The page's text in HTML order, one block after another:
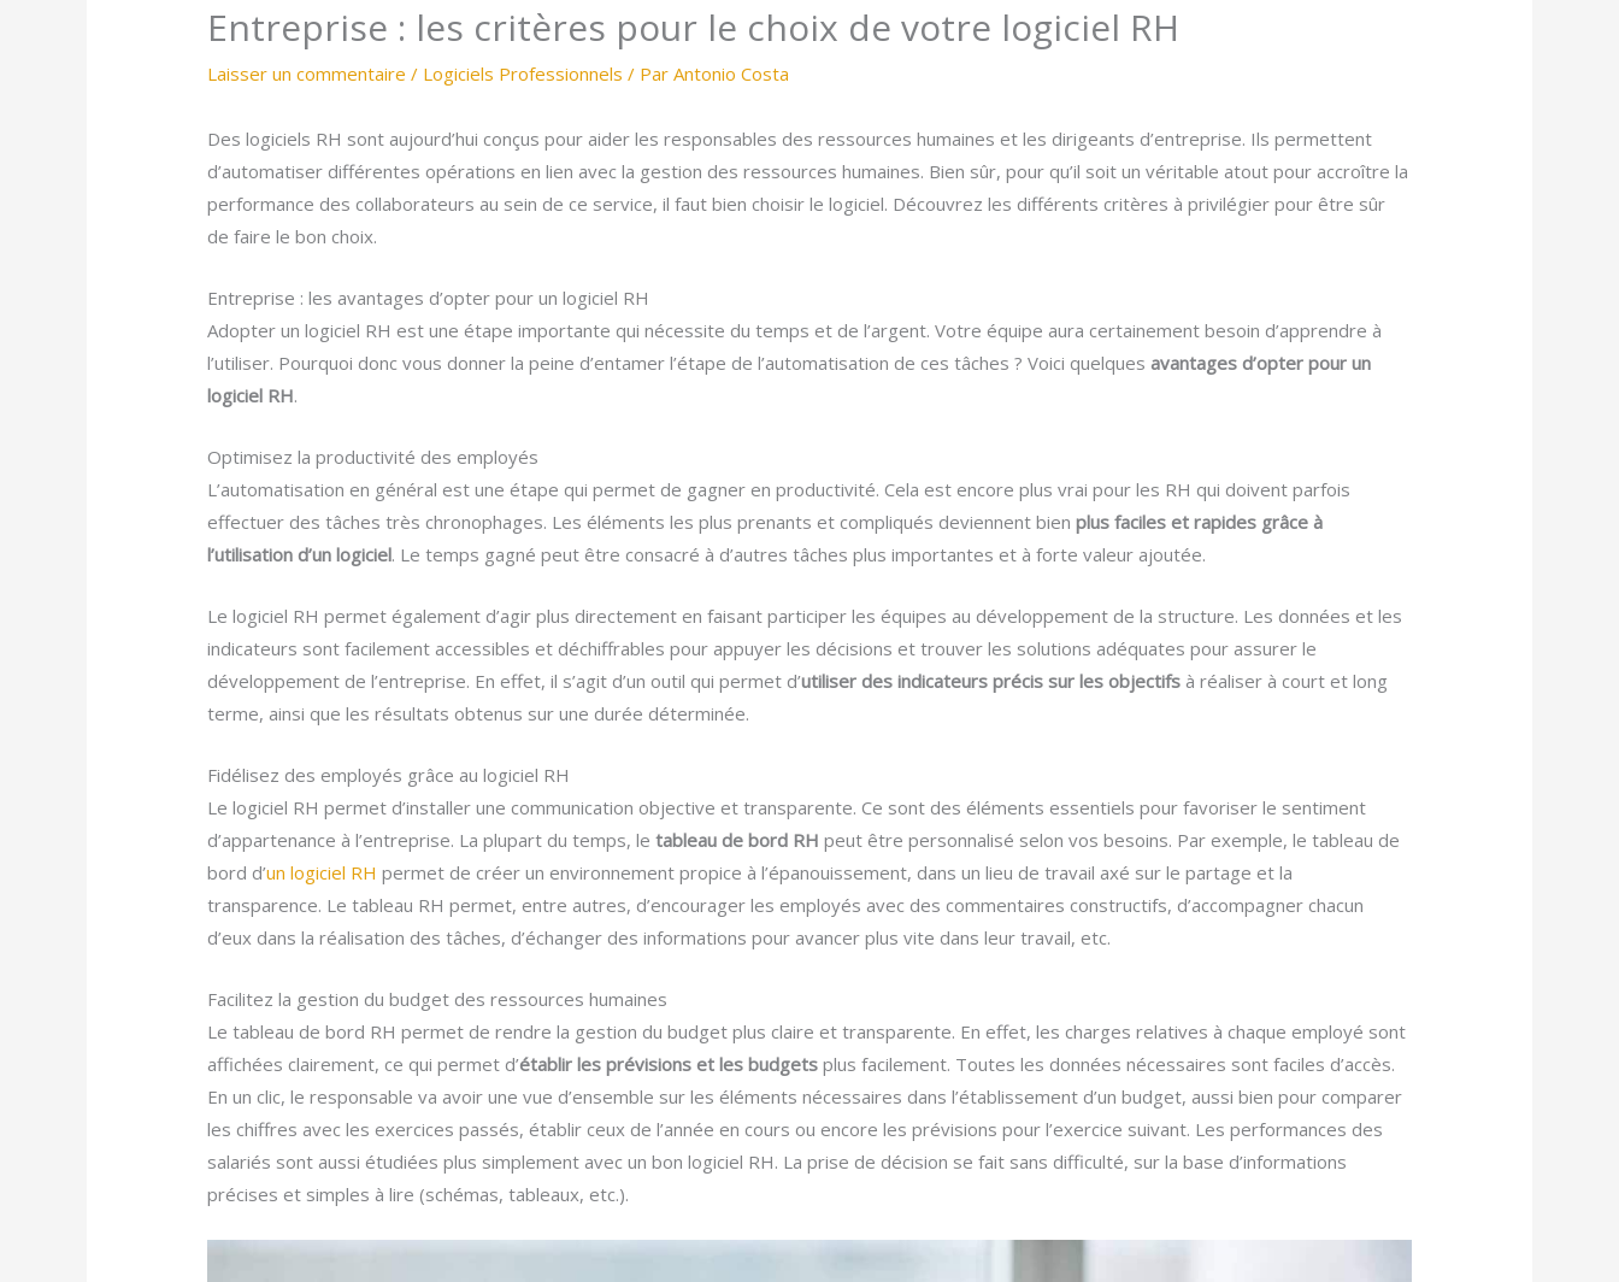
Entreprise : les critères pour le choix de votre logiciel RH
Laisser un commentaire / Logiciels Professionnels / ParAntonio Costa
Des logiciels RH sont aujourd’hui conçus pour aider les responsables des ressources humaines et les dirigeants d’entreprise. Ils permettent
d’automatiser différentes opérations en lien avec la gestion des ressources humaines. Bien sûr, pour qu’il soit un véritable atout pour accroître la
performance des collaborateurs au sein de ce service, il faut bien choisir le logiciel. Découvrez les différents critères à privilégier pour être sûr
de faire le bon choix.
Entreprise : les avantages d’opter pour un logiciel RH
Adopter un logiciel RH est une étape importante qui nécessite du temps et de l’argent. Votre équipe aura certainement besoin d’apprendre à
l’utiliser. Pourquoi donc vous donner la peine d’entamer l’étape de l’automatisation de ces tâches ? Voici quelques avantages d’opter pour un
logiciel RH.
Optimisez la productivité des employés
L’automatisation en général est une étape qui permet de gagner en productivité. Cela est encore plus vrai pour les RH qui doivent parfois
effectuer des tâches très chronophages. Les éléments les plus prenants et compliqués deviennent bienplus faciles et rapides grâce à
l’utilisation d’un logiciel. Le temps gagné peut être consacré à d’autres tâches plus importantes et à forte valeur ajoutée.
Le logiciel RH permet également d’agir plus directement en faisant participer les équipes au développement de la structure. Les données et les
indicateurs sont facilement accessibles et déchiffrables pour appuyer les décisions et trouver les solutions adéquates pour assurer le
développement de l’entreprise. En effet, il s’agit d’un outil qui permet d’utiliser des indicateurs précis sur les objectifs à réaliser à court et long
terme, ainsi que les résultats obtenus sur une durée déterminée.
Fidélisez des employés grâce au logiciel RH
Le logiciel RH permet d’installer une communication objective et transparente. Ce sont des éléments essentiels pour favoriser le sentiment
d’appartenance à l’entreprise. La plupart du temps, letableau de bord RH peut être personnalisé selon vos besoins. Par exemple, le tableau de
bord d’un logiciel RH permet de créer un environnement propice à l’épanouissement, dans un lieu de travail axé sur le partage et la
transparence. Le tableau RH permet, entre autres, d’encourager les employés avec des commentaires constructifs, d’accompagner chacun
d’eux dans la réalisation des tâches, d’échanger des informations pour avancer plus vite dans leur travail, etc.
Facilitez la gestion du budget des ressources humaines
Le tableau de bord RH permet de rendre la gestion du budget plus claire et transparente. En effet, les charges relatives à chaque employé sont
affichées clairement, ce qui permet d’établir les prévisions et les budgets plus facilement. Toutes les données nécessaires sont faciles d’accès.
En un clic, le responsable va avoir une vue d’ensemble sur les éléments nécessaires dans l’établissement d’un budget, aussi bien pour comparer
les chiffres avec les exercices passés, établir ceux de l’année en cours ou encore les prévisions pour l’exercice suivant. Les performances des
salariés sont aussi étudiées plus simplement avec un bon logiciel RH. La prise de décision se fait sans difficulté, sur la base d’informations
précises et simples à lire (schémas, tableaux, etc.).